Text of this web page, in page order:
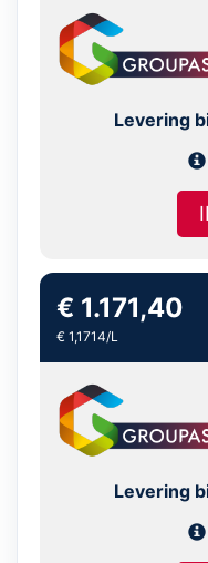
Levering
€ 1.171,40
€ 1,1714/L
Levering